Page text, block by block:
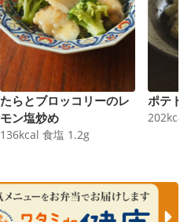
たらとブロッコリーのレ
モン塩炒め
136kcal 食塩 1.2g
ポテト
202kcal